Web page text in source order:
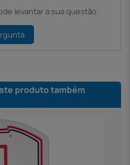
levantar a sua questão.
produto também